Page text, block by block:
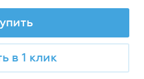
в 1 клик